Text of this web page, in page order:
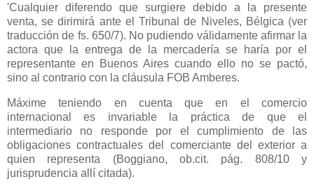
'Cualquier diferendo que surgiere debido a la presente
venta, se dirimirá ante el Tribunal de Niveles, Bélgica (ver
traducción de fs. 650/7). No pudiendo válidamente afirmar la
actora que la entrega de la mercadería se haría por el
representante en Buenos Aires cuando ello no se pactó,
sino al contrario con la cláusula FOB Amberes.
Máxime teniendo en cuenta que en el comercio
internacional es invariable la práctica de que el
intermediario no responde por el cumplimiento de las
obligaciones contractuales del comerciante del exterior a
quien representa (Boggiano, ob.cit. pág. 808/10 y
jurisprudencia allí citada).